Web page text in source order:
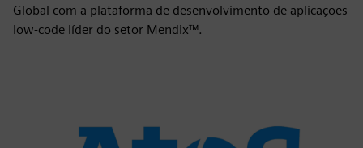
Global com a plataforma de desenvolvimento de aplicações
low-code líder do setor Mendix™.